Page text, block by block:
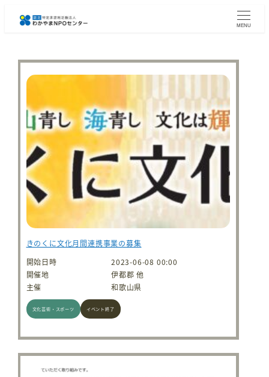
MENU
きのくに文化月間連携事業の募集
開始日時
2023-06-08 00:00
開催地
伊都郡 他
主催
和歌山県
文化芸術・スポーツ イベント終了